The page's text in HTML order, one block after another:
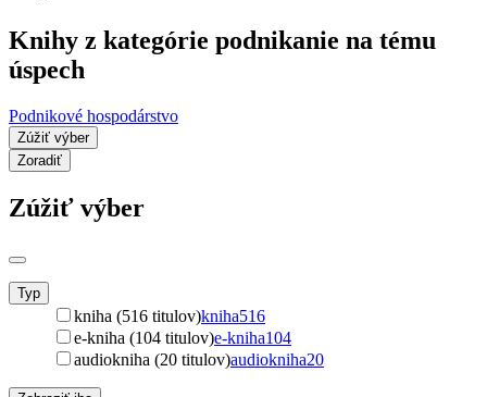
Knihy z kategórie podnikanie na tému
úspech
Podnikové hospodárstvo
Zúžiť výber
Zoradiť
Zúžiť výber
Typ
kniha (516 titulov)kniha516
e-kniha (104 titulov)e-kniha104
audiokniha (20 titulov)audiokniha20